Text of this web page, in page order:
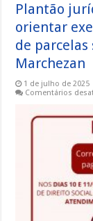
Plantão
orientar
de
Marchezan
1 de julho de 2025
Comentários